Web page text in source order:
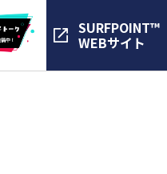
SURFPOINT™
WEBサイト